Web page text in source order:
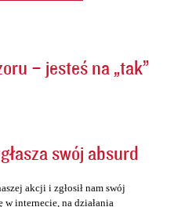
– jesteś na „tak”
swój absurd
akcji i zgłosił nam swój
internecie, na działania